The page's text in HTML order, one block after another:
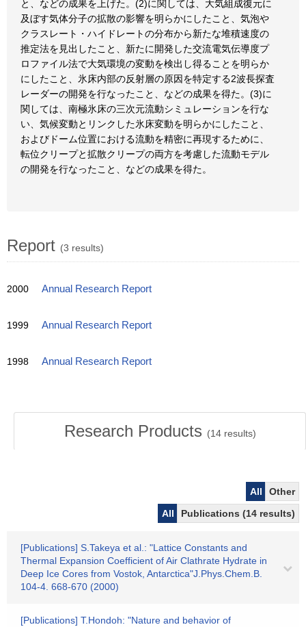
と、などの成果を上げた。(2)に関しては、大気組成復元に
及ぼす気体分子の拡散の影響を明らかにしたこと、気泡や
クラスレート・ハイドレートの分布から新たな堆積速度の
推定法を見出したこと、新たに開発した交流電気伝導度プ
ロファイル法で大気環境の変動を検出し得ることを明らか
にしたこと、氷床内部の反射層の原因を特定する2波長探査
レーダーの開発を行なったこと、などの成果を得た。(3)に
関しては、南極氷床の三次元流動シミュレーションを行な
い、気候変動とリンクした氷床変動を明らかにしたこと、
およびドーム位置における流動を精密に再現するために、
転位クリープと拡散クリープの両方を考慮した流動モデル
の開発を行なったこと、などの成果を得た。
Report (3 results)
2000 Annual Research Report
1999 Annual Research Report
1998 Annual Research Report
Research Products (14results)
All
Other
All
Publications (14 results)
[Publications] S.Takeya et al.: "Lattice Constants and
Thermal Expansion Coefficient of Air Clathrate Hydrate in
Deep Ice Cores from Vostok, Antarctica"J.Phys.Chem.B.
104-4. 668-670 (2000)
[Publications] T.Hondoh: "Nature and behavior of